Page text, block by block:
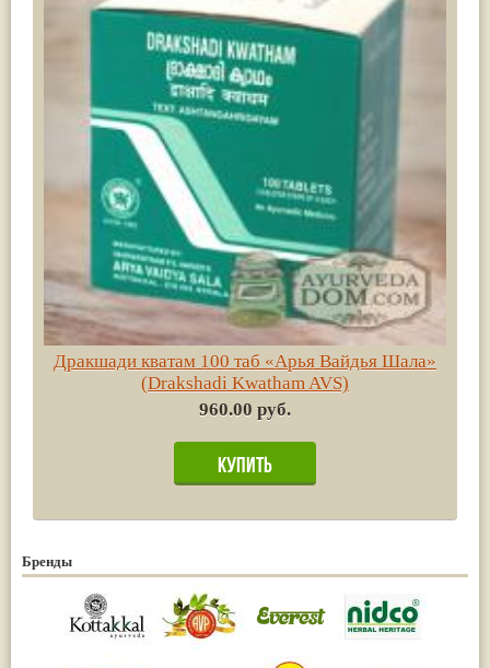
Дракшади кватам 100 таб «Арья Вайдья Шала»
(Drakshadi Kwatham AVS)
960.00 руб.
Бренды